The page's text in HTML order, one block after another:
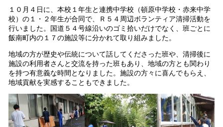
１０月４日に、本校１年生と連携中学校（頓原中学校・赤来中学
校）の１・２年生が合同で、Ｒ５４周辺ボランティア清掃活動を
行いました。国道５４号線沿いのゴミ拾いだけでなく、班ごとに
飯南町内の１７の施設等に分かれて取り組みました。
地域の方が歴史や伝統について話してくださった班や、清掃後に
施設の利用者さんと交流を持った班もあり、地域の方とも関わり
を持つ有意義な時間となりました。施設の方々に喜んでもらえ、
地域貢献を実感することもできました。